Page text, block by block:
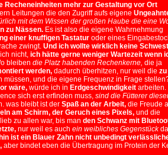
Recheneinheiten mehr zur Gestaltung vor Ort
Leitungen die den Zugriff aufs eigene
mit dem Wissen der großen Haube die eine
zu Nässen. Es ist also die eigene Wahrnehmung
einer knuffigen Tastatur oder eines
zwingt. Und ich wollte wirklich keine
nicht, ich hätte gerne weniger Wartezeit wenn
bleiben die Platz habenden Rechenkerne, die ja
werden, dadurch überhitzen, nur weil die zu
müssen, und die eigene Frequenz in Frage
wäre, würde ich in Erdgeschwindigkeit
sich erst erfinden muss, sind die Fütterer
was bleibt ist der Spaß an der Arbeit, die Freude
am Schirm, der Geruch eines Pixels, und die
zu allen war, bis man den Schwanz mit
nur weil es auch ein weibliches Gegenstück
ist ein Blauer Zahn nicht unbedingt
aber bindet eben die Übertragung im Protein der